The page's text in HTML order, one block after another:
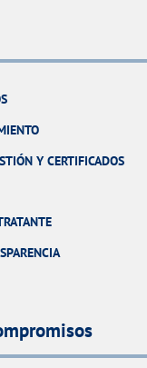
Y CERTIFICADOS